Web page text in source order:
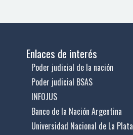
Enlaces de interés
Poder judicial de la nación
Poder judicial BSAS
INFOJUS
Banco de la Nación Argentina
Universidad Nacional de La Plata